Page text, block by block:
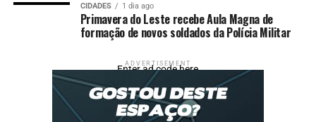
CIDADES 1 dia ago
Primavera do Leste recebe Aula Magna de
formação de novos soldados da Polícia Militar
ADVERTISEMENT
Enter ad code here